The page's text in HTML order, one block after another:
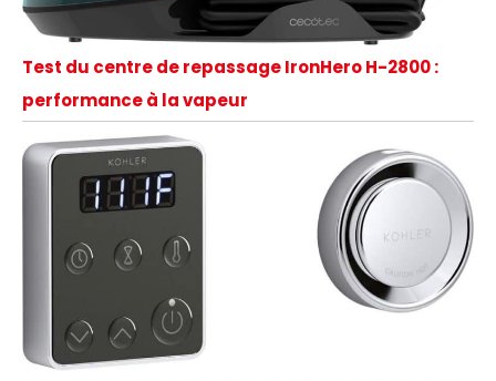
Test du centre de repassage IronHero H-2800 :
performance à la vapeur